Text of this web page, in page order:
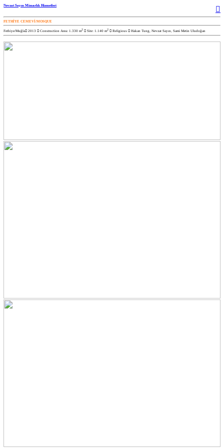
Nevzat Sayın Mimarlık Hizmetleri ︎
FETHİYE CEMEVİ/MOSQUE
Fethiye/Muğla︎ 2013 ︎ Construction Area: 1.330 m2 ︎ Site: 1.140 m2 ︎ Religious ︎ Hakan Tung, Nevzat Sayın, Sami Metin Uludoğan